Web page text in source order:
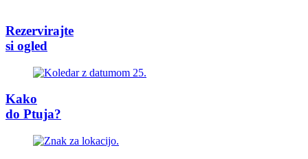
Rezervirajte
si ogled
Kako
do Ptuja?